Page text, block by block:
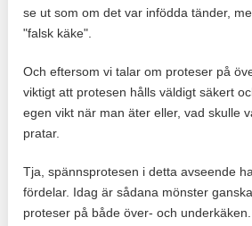
se ut som om det var infödda tänder,
"falsk käke".
Och eftersom vi talar om proteser på
viktigt att protesen hålls väldigt säkert
egen vikt när man äter eller, vad skulle
pratar.
Tja, spännsprotesen i detta avseende
fördelar. Idag är sådana mönster
proteser på både över- och underkäken.